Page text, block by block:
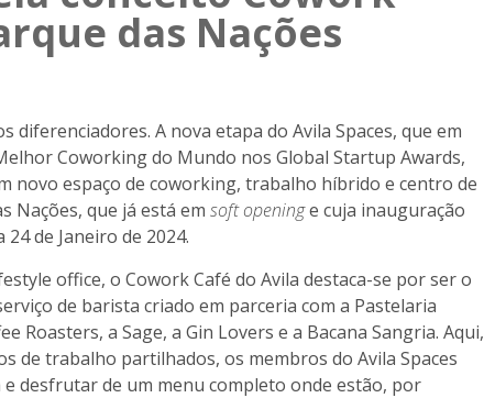
das Nações
diferenciadores. A nova etapa do Avila Spaces, que em
Coworking do Mundo nos Global Startup Awards,
novo espaço de coworking, trabalho híbrido e centro de
Nações, que já está emsoft openinge cuja inauguração
de Janeiro de 2024.
office, o Cowork Café do Avila destaca-se por ser o
de barista criado em parceria com a Pastelaria
Roasters, a Sage, a Gin Lovers e a Bacana Sangria. Aqui,
de trabalho partilhados, os membros do Avila Spaces
desfrutar de um menu completo onde estão, por